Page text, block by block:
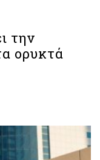
την
ορυκτά